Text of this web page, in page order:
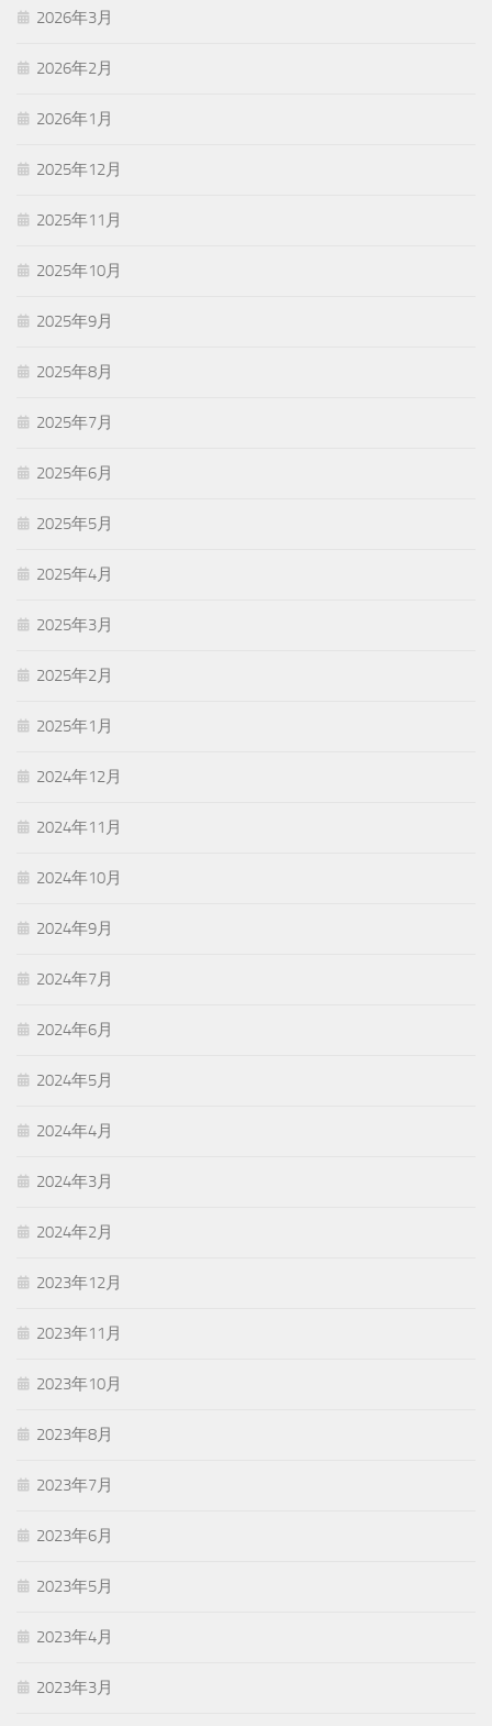
2026年3月
2026年2月
2026年1月
2025年12月
2025年11月
2025年10月
2025年9月
2025年8月
2025年7月
2025年6月
2025年5月
2025年4月
2025年3月
2025年2月
2025年1月
2024年12月
2024年11月
2024年10月
2024年9月
2024年7月
2024年6月
2024年5月
2024年4月
2024年3月
2024年2月
2023年12月
2023年11月
2023年10月
2023年8月
2023年7月
2023年6月
2023年5月
2023年4月
2023年3月